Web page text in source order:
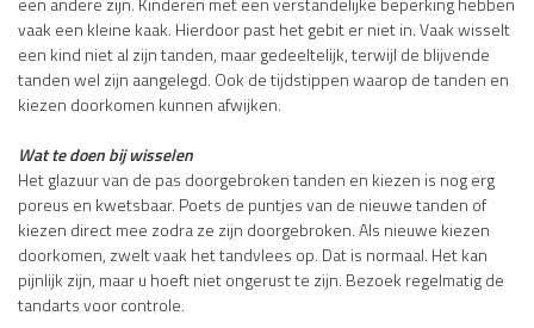
vaak een kleine kaak. Hierdoor past het gebit er niet in. Vaak wisselt
een kind niet al zijn tanden, maar gedeeltelijk, terwijl de blijvende
tanden wel zijn aangelegd. Ook de tijdstippen waarop de tanden en
kiezen doorkomen kunnen afwijken.
Wat te doen bij wisselen
Het glazuur van de pas doorgebroken tanden en kiezen is nog erg
poreus en kwetsbaar. Poets de puntjes van de nieuwe tanden of
kiezen direct mee zodra ze zijn doorgebroken. Als nieuwe kiezen
doorkomen, zwelt vaak het tandvlees op. Dat is normaal. Het kan
pijnlijk zijn, maar u hoeft niet ongerust te zijn. Bezoek regelmatig de
tandarts voor controle.